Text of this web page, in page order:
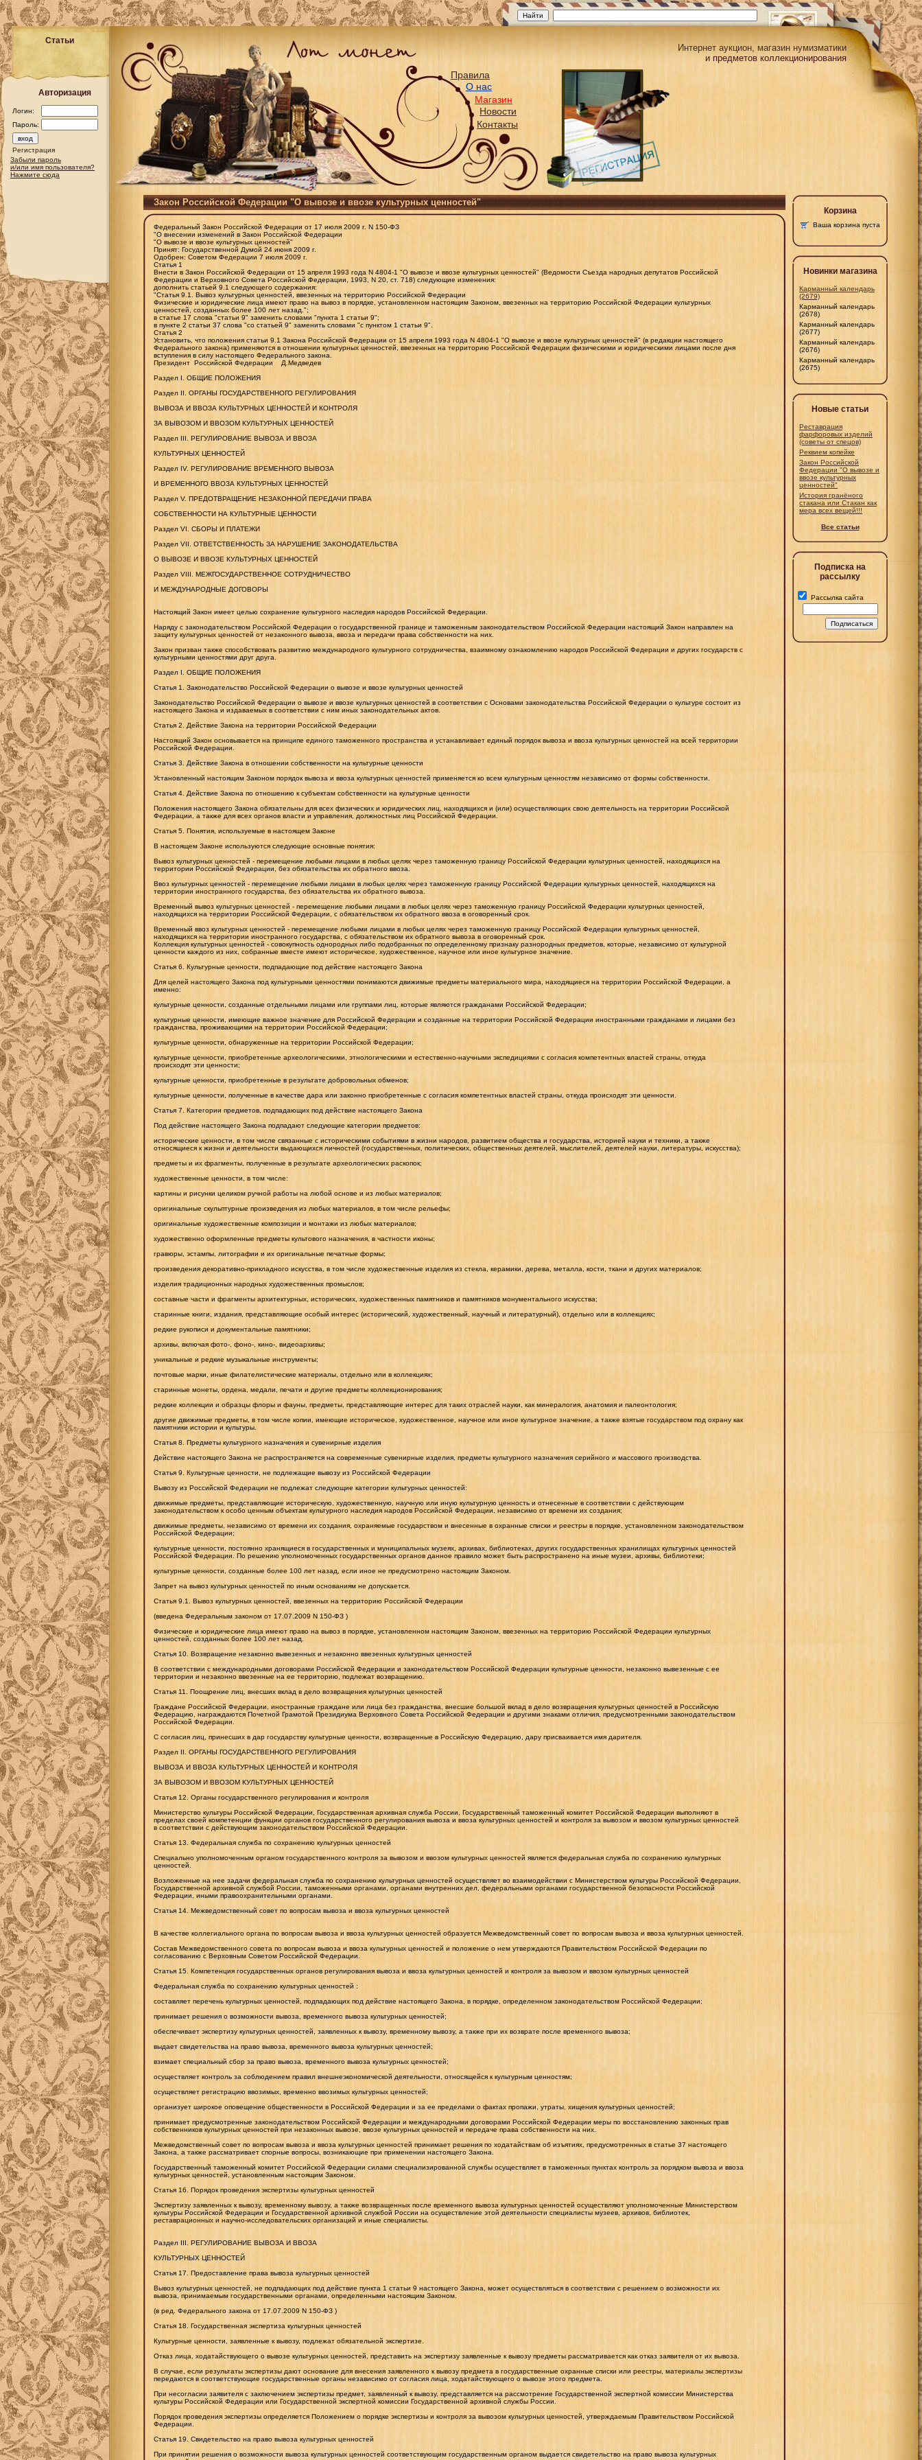
Статьи
Авторизация
Логин:
Пароль:
Регистрация
Забыли пароль
и/или имя пользователя?
Нажмите сюда
Интернет аукцион, магазин нумизматики
и предметов коллекционирования
Правила
О нас
Магазин
Новости
Контакты
Закон Российской Федерации "О вывозе и ввозе культурных ценностей"
Федеральный Закон Российской Федерации от 17 июля 2009 г. N 150-ФЗ
"О внесении изменений в Закон Российской Федерации
"О вывозе и ввозе культурных ценностей"
Принят: Государственной Думой 24 июня 2009 г.
Одобрен: Советом Федерации 7 июля 2009 г.
Статья 1
Внести в Закон Российской Федерации от 15 апреля 1993 года N 4804-1 "О вывозе и ввозе культурных ценностей" (Ведомости Съезда народных депутатов Российской
Федерации и Верховного Совета Российской Федерации, 1993, N 20, ст. 718) следующие изменения:
дополнить статьей 9.1 следующего содержания:
"Статья 9.1. Вывоз культурных ценностей, ввезенных на территорию Российской Федерации
Физические и юридические лица имеют право на вывоз в порядке, установленном настоящим Законом, ввезенных на территорию Российской Федерации культурных
ценностей, созданных более 100 лет назад.";
в статье 17 слова "статьи 9" заменить словами "пункта 1 статьи 9";
в пункте 2 статьи 37 слова "со статьей 9" заменить словами "с пунктом 1 статьи 9".
Статья 2
Установить, что положения статьи 9.1 Закона Российской Федерации от 15 апреля 1993 года N 4804-1 "О вывозе и ввозе культурных ценностей" (в редакции настоящего
Федерального закона) применяются в отношении культурных ценностей, ввезенных на территорию Российской Федерации физическими и юридическими лицами после дня
вступления в силу настоящего Федерального закона.
Президент Российской Федерации Д.Медведев
Раздел I. ОБЩИЕ ПОЛОЖЕНИЯ
Раздел II. ОРГАНЫ ГОСУДАРСТВЕННОГО РЕГУЛИРОВАНИЯ
ВЫВОЗА И ВВОЗА КУЛЬТУРНЫХ ЦЕННОСТЕЙ И КОНТРОЛЯ
ЗА ВЫВОЗОМ И ВВОЗОМ КУЛЬТУРНЫХ ЦЕННОСТЕЙ
Раздел III. РЕГУЛИРОВАНИЕ ВЫВОЗА И ВВОЗА
КУЛЬТУРНЫХ ЦЕННОСТЕЙ
Раздел IV. РЕГУЛИРОВАНИЕ ВРЕМЕННОГО ВЫВОЗА
И ВРЕМЕННОГО ВВОЗА КУЛЬТУРНЫХ ЦЕННОСТЕЙ
Раздел V. ПРЕДОТВРАЩЕНИЕ НЕЗАКОННОЙ ПЕРЕДАЧИ ПРАВА
СОБСТВЕННОСТИ НА КУЛЬТУРНЫЕ ЦЕННОСТИ
Раздел VI. СБОРЫ И ПЛАТЕЖИ
Раздел VII. ОТВЕТСТВЕННОСТЬ ЗА НАРУШЕНИЕ ЗАКОНОДАТЕЛЬСТВА
О ВЫВОЗЕ И ВВОЗЕ КУЛЬТУРНЫХ ЦЕННОСТЕЙ
Раздел VIII. МЕЖГОСУДАРСТВЕННОЕ СОТРУДНИЧЕСТВО
И МЕЖДУНАРОДНЫЕ ДОГОВОРЫ
Настоящий Закон имеет целью сохранение культурного наследия народов Российской Федерации.
Наряду с законодательством Российской Федерации о государственной границе и таможенным законодательством Российской Федерации настоящий Закон направлен на
защиту культурных ценностей от незаконного вывоза, ввоза и передачи права собственности на них.
Закон призван также способствовать развитию международного культурного сотрудничества, взаимному ознакомлению народов Российской Федерации и других государств с
культурными ценностями друг друга.
Раздел I. ОБЩИЕ ПОЛОЖЕНИЯ
Статья 1. Законодательство Российской Федерации о вывозе и ввозе культурных ценностей
Законодательство Российской Федерации о вывозе и ввозе культурных ценностей в соответствии с Основами законодательства Российской Федерации о культуре состоит из
настоящего Закона и издаваемых в соответствии с ним иных законодательных актов.
Статья 2. Действие Закона на территории Российской Федерации
Настоящий Закон основывается на принципе единого таможенного пространства и устанавливает единый порядок вывоза и ввоза культурных ценностей на всей территории
Российской Федерации.
Статья 3. Действие Закона в отношении собственности на культурные ценности
Установленный настоящим Законом порядок вывоза и ввоза культурных ценностей применяется ко всем культурным ценностям независимо от формы собственности.
Статья 4. Действие Закона по отношению к субъектам собственности на культурные ценности
Положения настоящего Закона обязательны для всех физических и юридических лиц, находящихся и (или) осуществляющих свою деятельность на территории Российской
Федерации, а также для всех органов власти и управления, должностных лиц Российской Федерации.
Статья 5. Понятия, используемые в настоящем Законе
В настоящем Законе используются следующие основные понятия:
Вывоз культурных ценностей - перемещение любыми лицами в любых целях через таможенную границу Российской Федерации культурных ценностей, находящихся на
территории Российской Федерации, без обязательства их обратного ввоза.
Ввоз культурных ценностей - перемещение любыми лицами в любых целях через таможенную границу Российской Федерации культурных ценностей, находящихся на
территории иностранного государства, без обязательства их обратного вывоза.
Временный вывоз культурных ценностей - перемещение любыми лицами в любых целях через таможенную границу Российской Федерации культурных ценностей,
находящихся на территории Российской Федерации, с обязательством их обратного ввоза в оговоренный срок.
Временный ввоз культурных ценностей - перемещение любыми лицами в любых целях через таможенную границу Российской Федерации культурных ценностей,
находящихся на территории иностранного государства, с обязательством их обратного вывоза в оговоренный срок.
Коллекция культурных ценностей - совокупность однородных либо подобранных по определенному признаку разнородных предметов, которые, независимо от культурной
ценности каждого из них, собранные вместе имеют историческое, художественное, научное или иное культурное значение.
Статья 6. Культурные ценности, подпадающие под действие настоящего Закона
Для целей настоящего Закона под культурными ценностями понимаются движимые предметы материального мира, находящиеся на территории Российской Федерации, а
именно:
культурные ценности, созданные отдельными лицами или группами лиц, которые являются гражданами Российской Федерации;
культурные ценности, имеющие важное значение для Российской Федерации и созданные на территории Российской Федерации иностранными гражданами и лицами без
гражданства, проживающими на территории Российской Федерации;
культурные ценности, обнаруженные на территории Российской Федерации;
культурные ценности, приобретенные археологическими, этнологическими и естественно-научными экспедициями с согласия компетентных властей страны, откуда
происходят эти ценности;
культурные ценности, приобретенные в результате добровольных обменов;
культурные ценности, полученные в качестве дара или законно приобретенные с согласия компетентных властей страны, откуда происходят эти ценности.
Статья 7. Категории предметов, подпадающих под действие настоящего Закона
Под действие настоящего Закона подпадают следующие категории предметов:
исторические ценности, в том числе связанные с историческими событиями в жизни народов, развитием общества и государства, историей науки и техники, а также
относящиеся к жизни и деятельности выдающихся личностей (государственных, политических, общественных деятелей, мыслителей, деятелей науки, литературы, искусства);
предметы и их фрагменты, полученные в результате археологических раскопок;
художественные ценности, в том числе:
картины и рисунки целиком ручной работы на любой основе и из любых материалов;
оригинальные скульптурные произведения из любых материалов, в том числе рельефы;
оригинальные художественные композиции и монтажи из любых материалов;
художественно оформленные предметы культового назначения, в частности иконы;
гравюры, эстампы, литографии и их оригинальные печатные формы;
произведения декоративно-прикладного искусства, в том числе художественные изделия из стекла, керамики, дерева, металла, кости, ткани и других материалов;
изделия традиционных народных художественных промыслов;
составные части и фрагменты архитектурных, исторических, художественных памятников и памятников монументального искусства;
старинные книги, издания, представляющие особый интерес (исторический, художественный, научный и литературный), отдельно или в коллекциях;
редкие рукописи и документальные памятники;
архивы, включая фото-, фоно-, кино-, видеоархивы;
уникальные и редкие музыкальные инструменты;
почтовые марки, иные филателистические материалы, отдельно или в коллекциях;
старинные монеты, ордена, медали, печати и другие предметы коллекционирования;
редкие коллекции и образцы флоры и фауны, предметы, представляющие интерес для таких отраслей науки, как минералогия, анатомия и палеонтология;
другие движимые предметы, в том числе копии, имеющие историческое, художественное, научное или иное культурное значение, а также взятые государством под охрану как
памятники истории и культуры.
Статья 8. Предметы культурного назначения и сувенирные изделия
Действие настоящего Закона не распространяется на современные сувенирные изделия, предметы культурного назначения серийного и массового производства.
Статья 9. Культурные ценности, не подлежащие вывозу из Российской Федерации
Вывозу из Российской Федерации не подлежат следующие категории культурных ценностей:
движимые предметы, представляющие историческую, художественную, научную или иную культурную ценность и отнесенные в соответствии с действующим
законодательством к особо ценным объектам культурного наследия народов Российской Федерации, независимо от времени их создания;
движимые предметы, независимо от времени их создания, охраняемые государством и внесенные в охранные списки и реестры в порядке, установленном законодательством
Российской Федерации;
культурные ценности, постоянно хранящиеся в государственных и муниципальных музеях, архивах, библиотеках, других государственных хранилищах культурных ценностей
Российской Федерации. По решению уполномоченных государственных органов данное правило может быть распространено на иные музеи, архивы, библиотеки;
культурные ценности, созданные более 100 лет назад, если иное не предусмотрено настоящим Законом.
Запрет на вывоз культурных ценностей по иным основаниям не допускается.
Статья 9.1. Вывоз культурных ценностей, ввезенных на территорию Российской Федерации
(введена Федеральным законом от 17.07.2009 N 150-ФЗ )
Физические и юридические лица имеют право на вывоз в порядке, установленном настоящим Законом, ввезенных на территорию Российской Федерации культурных
ценностей, созданных более 100 лет назад.
Статья 10. Возвращение незаконно вывезенных и незаконно ввезенных культурных ценностей
В соответствии с международными договорами Российской Федерации и законодательством Российской Федерации культурные ценности, незаконно вывезенные с ее
территории и незаконно ввезенные на ее территорию, подлежат возвращению.
Статья 11. Поощрение лиц, внесших вклад в дело возвращения культурных ценностей
Граждане Российской Федерации, иностранные граждане или лица без гражданства, внесшие большой вклад в дело возвращения культурных ценностей в Российскую
Федерацию, награждаются Почетной Грамотой Президиума Верховного Совета Российской Федерации и другими знаками отличия, предусмотренными законодательством
Российской Федерации.
С согласия лиц, принесших в дар государству культурные ценности, возвращенные в Российскую Федерацию, дару присваивается имя дарителя.
Раздел II. ОРГАНЫ ГОСУДАРСТВЕННОГО РЕГУЛИРОВАНИЯ
ВЫВОЗА И ВВОЗА КУЛЬТУРНЫХ ЦЕННОСТЕЙ И КОНТРОЛЯ
ЗА ВЫВОЗОМ И ВВОЗОМ КУЛЬТУРНЫХ ЦЕННОСТЕЙ
Статья 12. Органы государственного регулирования и контроля
Министерство культуры Российской Федерации, Государственная архивная служба России, Государственный таможенный комитет Российской Федерации выполняют в
пределах своей компетенции функции органов государственного регулирования вывоза и ввоза культурных ценностей и контроля за вывозом и ввозом культурных ценностей
в соответствии с действующим законодательством Российской Федерации.
Статья 13. Федеральная служба по сохранению культурных ценностей
Специально уполномоченным органом государственного контроля за вывозом и ввозом культурных ценностей является федеральная служба по сохранению культурных
ценностей.
Возложенные на нее задачи федеральная служба по сохранению культурных ценностей осуществляет во взаимодействии с Министерством культуры Российской Федерации,
Государственной архивной службой России, таможенными органами, органами внутренних дел, федеральными органами государственной безопасности Российской
Федерации, иными правоохранительными органами.
Статья 14. Межведомственный совет по вопросам вывоза и ввоза культурных ценностей
В качестве коллегиального органа по вопросам вывоза и ввоза культурных ценностей образуется Межведомственный совет по вопросам вывоза и ввоза культурных ценностей.
Состав Межведомственного совета по вопросам вывоза и ввоза культурных ценностей и положение о нем утверждаются Правительством Российской Федерации по
согласованию с Верховным Советом Российской Федерации.
Статья 15. Компетенция государственных органов регулирования вывоза и ввоза культурных ценностей и контроля за вывозом и ввозом культурных ценностей
Федеральная служба по сохранению культурных ценностей :
составляет перечень культурных ценностей, подпадающих под действие настоящего Закона, в порядке, определенном законодательством Российской Федерации;
принимает решения о возможности вывоза, временного вывоза культурных ценностей;
обеспечивает экспертизу культурных ценностей, заявленных к вывозу, временному вывозу, а также при их возврате после временного вывоза;
выдает свидетельства на право вывоза, временного вывоза культурных ценностей;
взимает специальный сбор за право вывоза, временного вывоза культурных ценностей;
осуществляет контроль за соблюдением правил внешнеэкономической деятельности, относящейся к культурным ценностям;
осуществляет регистрацию ввозимых, временно ввозимых культурных ценностей;
организует широкое оповещение общественности в Российской Федерации и за ее пределами о фактах пропажи, утраты, хищения культурных ценностей;
принимает предусмотренные законодательством Российской Федерации и международными договорами Российской Федерации меры по восстановлению законных прав
собственников культурных ценностей при незаконных вывозе, ввозе культурных ценностей и передаче права собственности на них.
Межведомственный совет по вопросам вывоза и ввоза культурных ценностей принимает решения по ходатайствам об изъятиях, предусмотренных в статье 37 настоящего
Закона, а также рассматривает спорные вопросы, возникающие при применении настоящего Закона.
Государственный таможенный комитет Российской Федерации силами специализированной службы осуществляет в таможенных пунктах контроль за порядком вывоза и ввоза
культурных ценностей, установленным настоящим Законом.
Статья 16. Порядок проведения экспертизы культурных ценностей
Экспертизу заявленных к вывозу, временному вывозу, а также возвращенных после временного вывоза культурных ценностей осуществляют уполномоченные Министерством
культуры Российской Федерации и Государственной архивной службой России на осуществление этой деятельности специалисты музеев, архивов, библиотек,
реставрационных и научно-исследовательских организаций и иные специалисты.
Раздел III. РЕГУЛИРОВАНИЕ ВЫВОЗА И ВВОЗА
КУЛЬТУРНЫХ ЦЕННОСТЕЙ
Статья 17. Предоставление права вывоза культурных ценностей
Вывоз культурных ценностей, не подпадающих под действие пункта 1 статьи 9 настоящего Закона, может осуществляться в соответствии с решением о возможности их
вывоза, принимаемым государственными органами, определенными настоящим Законом.
(в ред. Федерального закона от 17.07.2009 N 150-ФЗ )
Статья 18. Государственная экспертиза культурных ценностей
Культурные ценности, заявленные к вывозу, подлежат обязательной экспертизе.
Отказ лица, ходатайствующего о вывозе культурных ценностей, представить на экспертизу заявленные к вывозу предметы рассматривается как отказ заявителя от их вывоза.
В случае, если результаты экспертизы дают основание для внесения заявленного к вывозу предмета в государственные охранные списки или реестры, материалы экспертизы
передаются в соответствующие государственные органы независимо от согласия лица, ходатайствующего о вывозе этого предмета.
При несогласии заявителя с заключением экспертизы предмет, заявленный к вывозу, представляется на рассмотрение Государственной экспертной комиссии Министерства
культуры Российской Федерации или Государственной экспертной комиссии Государственной архивной службы России.
Порядок проведения экспертизы определяется Положением о порядке экспертизы и контроля за вывозом культурных ценностей, утверждаемым Правительством Российской
Федерации.
Статья 19. Свидетельство на право вывоза культурных ценностей
При принятии решения о возможности вывоза культурных ценностей соответствующим государственным органом выдается свидетельство на право вывоза культурных
Корзина
Ваша корзина пуста
Новинки магазина
Карманный календарь
(2679)
Карманный календарь
(2678)
Карманный календарь
(2677)
Карманный календарь
(2676)
Карманный календарь
(2675)
Новые статьи
Реставрация
фарфоровых изделий
(советы от спецов)
Реквием копейке
Закон Российской
Федерации "О вывозе и
ввозе культурных
ценностей"
История гранёного
стакана или Стакан как
мера всех вещей!!!
Все статьи
Подписка на
рассылку
Рассылка сайта